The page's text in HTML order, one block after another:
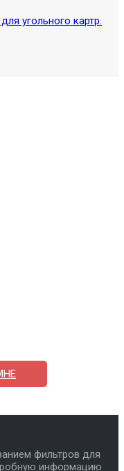
угольного картр.
фильтров для
информацию